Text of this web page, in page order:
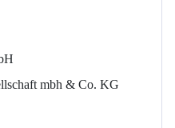
mbh & Co. KG